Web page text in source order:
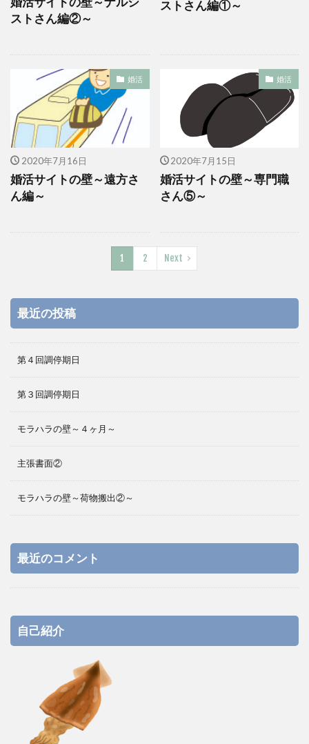
ストさん編②～
ストさん編①～
婚活
2020年7月16日
婚活サイトの壁～遠方さ
ん編～
婚活
2020年7月15日
婚活サイトの壁～専門職
さん⑤～
1 2 Next
最近の投稿
第４回調停期日
第３回調停期日
モラハラの壁～４ヶ月～
主張書面②
モラハラの壁～荷物搬出②～
最近のコメント
自己紹介